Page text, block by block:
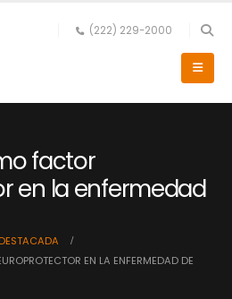
(222) 229-2000
factor
en la enfermedad
DESTACADA
EN LA ENFERMEDAD DE